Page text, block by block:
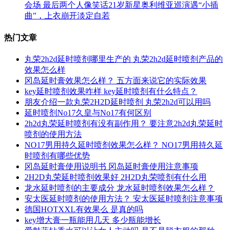
会场 最后两个人像笑话21岁新星奥利维亚巡演遇“小插
曲”，上衣崩开淡定自若
热门文章
丸荣2h2d延时喷剂哪里生产的 丸荣2h2d延时喷剂产品的
效果怎么样
冈岛延时膏效果怎么样？ 五方面来说它的实际效果
key延时喷剂效果咋样 key延时喷剂有什么特点？
朋友介绍一款丸荣2H2D延时喷剂 丸荣2h2d可以用吗
延时喷剂No17久皇与No17有何区别
2h2d丸荣延时喷剂有没有副作用？ 要注意2h2d丸荣延时
喷剂的使用方法
NO17男用持久延时喷剂效果怎么样？ NO17男用持久延
时喷剂有哪些优势
冈岛延时膏使用说明书 冈岛延时膏使用注意事项
2H2D丸荣延时喷剂效果好 2H2D丸荣喷剂有什么用
龙水延时喷剂的主要成分 龙水延时喷剂效果怎么样？
安太医延时喷剂的使用方法？ 安太医延时喷剂注意事项
德国HOTXXL有效果么 是真的吗
key增大膏一瓶能用几天 多少瓶能增长